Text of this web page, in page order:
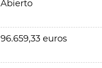
Abierto
96.659,33 euros